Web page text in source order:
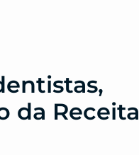
da Receita